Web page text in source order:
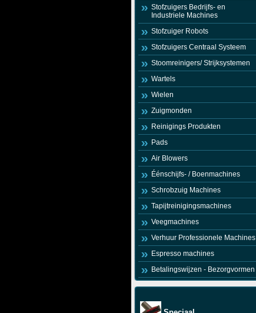
Stofzuigers Bedrijfs- en
Industriele Machines
Stofzuiger Robots
Stofzuigers Centraal Systeem
Stoomreinigers/ Strijksystemen
Wartels
Wielen
Zuigmonden
Reinigings Produkten
Pads
Air Blowers
Éénschijfs- / Boenmachines
Schrobzuig Machines
Tapijtreinigingsmachines
Veegmachines
Verhuur Professionele Machines
Espresso machines
Betalingswijzen - Bezorgvormen